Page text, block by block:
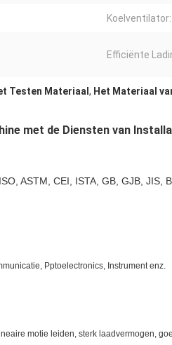
Koelventilator:
Efficiënte
Testen Materiaal , Het Materiaal
met de Diensten van
ASTM, CEI, ISTA, GB, GJB, JIS,
Pptoelectronics, Instrument enz.
motie leiden, sterk laadvermogen,